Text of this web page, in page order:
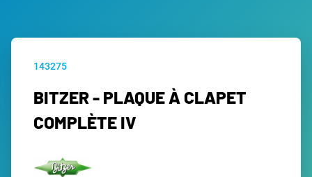
143275
BITZER - PLAQUE À CLAPET
COMPLÈTE IV